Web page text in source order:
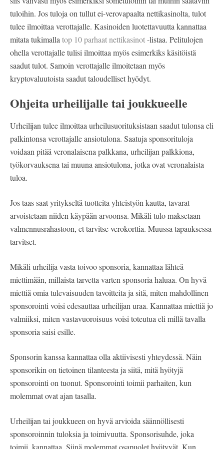
tuloihin. Jos tuloja on tullut ei-verovapaalta nettikasinolta, tulot
tulee ilmoittaa verottajalle. Kasinoiden luotettavuutta kannattaa
mitata tukimallatop 10 parhaat nettikasinot-listaa. Pelitulojen
ohella verottajalle tulisi ilmoittaa myös esimerkiks käsitöistä
saadut tulot. Samoin verottajalle ilmoitetaan myös
kryptovaluutoista saadut taloudelliset hyödyt.
Ohjeita urheilijalle tai joukkueelle
Urheilijan tulee ilmoittaa urheilusuorituksistaan saadut tulonsa eli
palkintonsa verottajalle ansiotulona. Saatuja sponsorituloja
voidaan pitää veronalaisena palkkana, urheilijan palkkiona,
työkorvauksena tai muuna ansiotulona, jotka ovat veronalaista
tuloa.
Jos taas saat yritykseltä tuotteita yhteistyön kautta, tavarat
arvoistetaan niiden käypään arvoonsa. Mikäli tulo maksetaan
valmennusrahastoon, et tarvitse verokorttia. Muussa tapauksessa
tarvitset.
Mikäli urheilija vasta toivoo sponsoria, kannattaa lähteä
miettimään, millaista tarvetta varten sponsoria haluaa. On hyvä
miettiä omia tulevaisuuden tavoitteita ja sitä, miten mahdollinen
sponsorointi voisi edesauttaa urheilijan uraa. Kannattaa miettiä jo
valmiiksi, miten vastavuoroisuus voisi toteutua eli millä tavalla
sponsoria saisi esille.
Sponsorin kanssa kannattaa olla aktiivisesti yhteydessä. Näin
sponsorikin on tietoinen tilanteesta ja siitä, mitä hyötyjä
sponsorointi on tuonut. Sponsorointi toimii parhaiten, kun
molemmat ovat ajan tasalla.
Urheilijan tai joukkueen on hyvä arvioida säännöllisesti
sponsoroinnin tuloksia ja toimivuutta. Sponsorisuhde, joka
toimii, kannattaa. Siinä molemmat osapuolet hyötyvät. Kun